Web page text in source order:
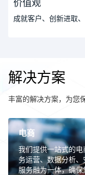
价值观
成就客户、创新进取
解决方案
丰富的解决方案，为您
电商
我们提供一站式的
务运营、数据分析
服务融为一体，确